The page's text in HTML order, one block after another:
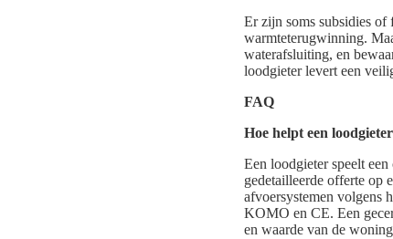
Er zijn soms subsidies of
warmteterugwinning.
waterafsluiting, en
loodgieter levert een
FAQ
Hoe helpt een
Een loodgieter speelt
gedetailleerde offerte op
afvoersystemen volgens
KOMO en CE. Een
en waarde van de